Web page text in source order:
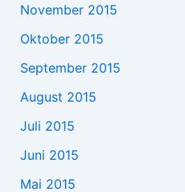
November 2015
Oktober 2015
September 2015
August 2015
Juli 2015
Juni 2015
Mai 2015